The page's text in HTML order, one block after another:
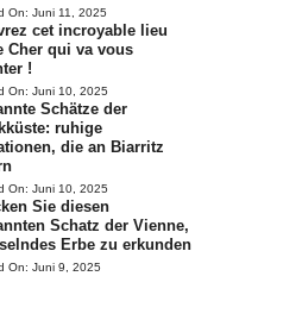
On: Juni 11, 2025
cet incroyable lieu
Cher qui va vous
!
On: Juni 10, 2025
Schätze der
ruhige
die an Biarritz
On: Juni 10, 2025
Sie diesen
Schatz der Vienne,
Erbe zu erkunden
On: Juni 9, 2025